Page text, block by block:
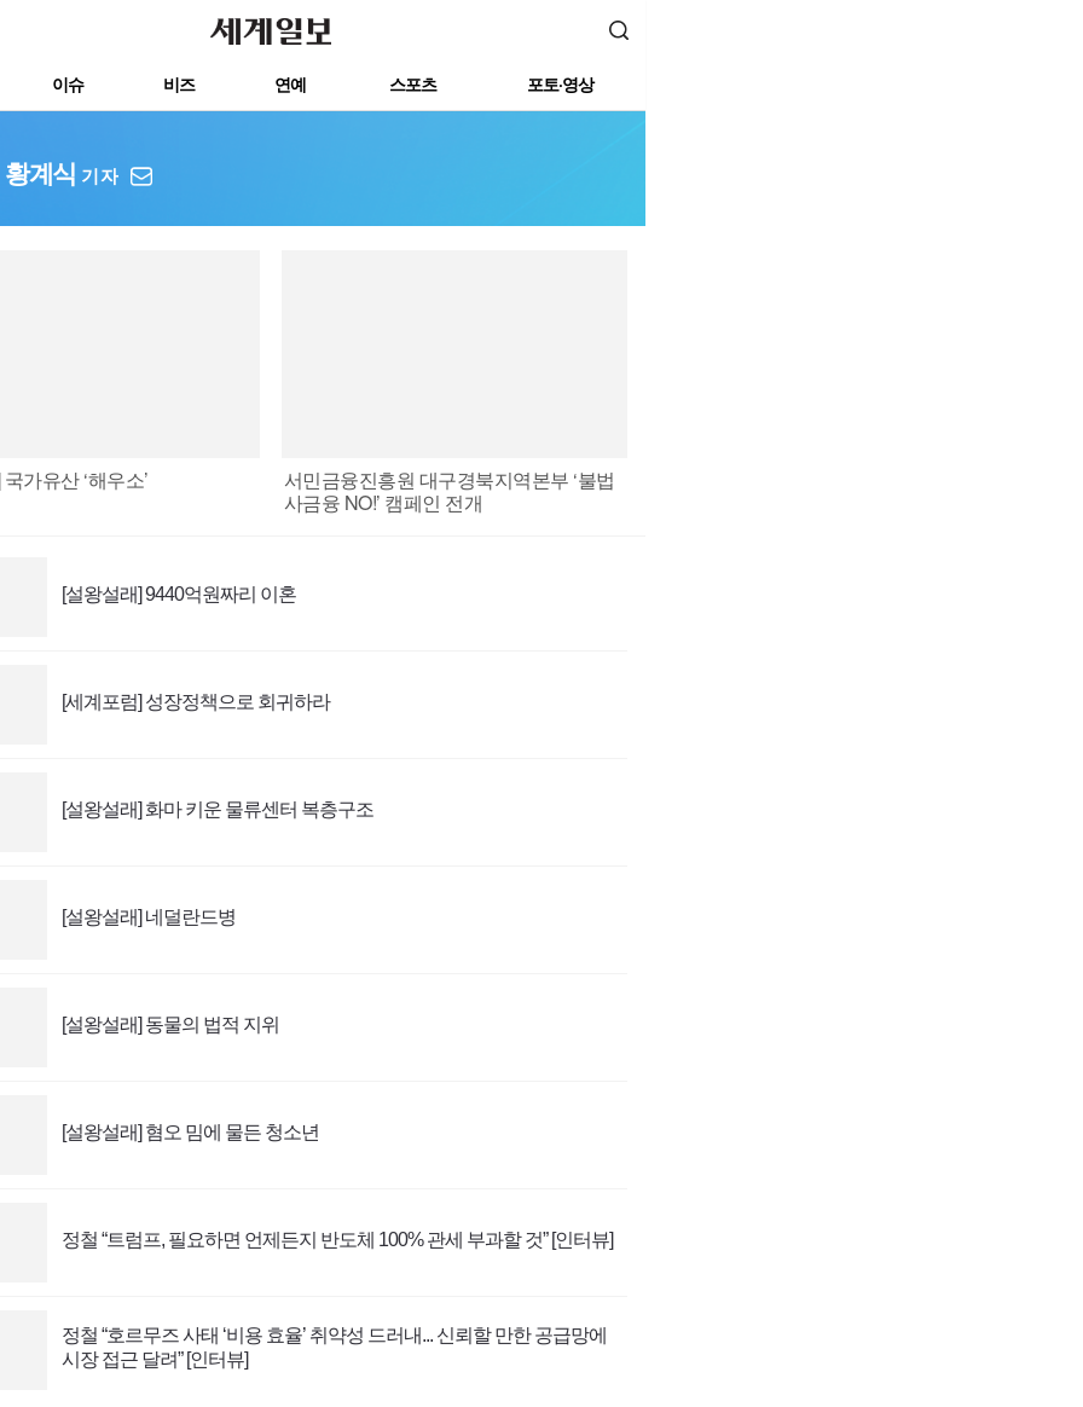
이슈 비즈 연예 스포츠 포토·영상
황계식 기자
가유산 ‘해우소’
서민금융진흥원 대구경북지역본부 ‘불법
사금융 NO!’ 캠페인 전개
[설왕설래] 9440억원짜리 이혼
[세계포럼] 성장정책으로 회귀하라
[설왕설래] 화마 키운 물류센터 복층구조
[설왕설래] 네덜란드병
[설왕설래] 동물의 법적 지위
[설왕설래] 혐오 밈에 물든 청소년
정철 “트럼프, 필요하면 언제든지 반도체 100% 관세 부과할 것” [인터뷰]
정철 “호르무즈 사태 ‘비용 효율’ 취약성 드러내... 신뢰할 만한 공급망에
시장 접근 달려” [인터뷰]